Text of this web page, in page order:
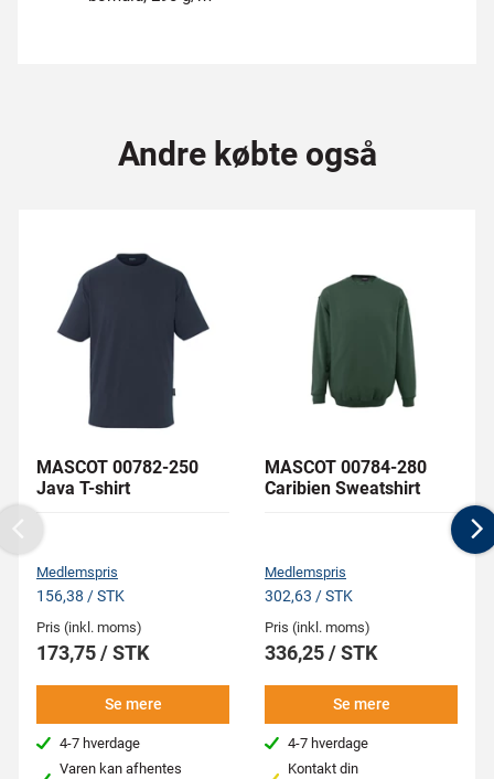
Andre købte også
MASCOT 00782-250
Java T-shirt
Medlemspris
156,38 / STK
Pris (inkl. moms)
173,75 / STK
Se mere
4-7 hverdage
Varen kan afhentes
MASCOT 00784-280
Caribien Sweatshirt
Medlemspris
302,63 / STK
Pris (inkl. moms)
336,25 / STK
Se mere
4-7 hverdage
Kontakt din
Previous